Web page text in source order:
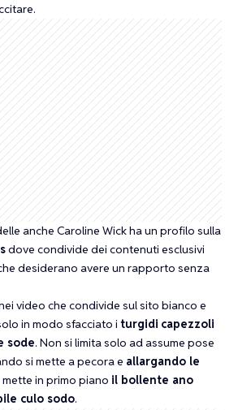
anche Caroline Wick ha un profilo sulla
dove condivide dei contenuti esclusivi
desiderano avere un rapporto senza
video che condivide sul sito bianco e
in modo sfacciato i turgidi capezzoli
sode. Non si limita solo ad assume pose
si mette a pecora e allargando le
mette in primo piano il bollente ano
culo sodo.